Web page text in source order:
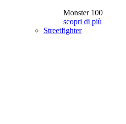
Monster 100
scopri di più
Streetfighter